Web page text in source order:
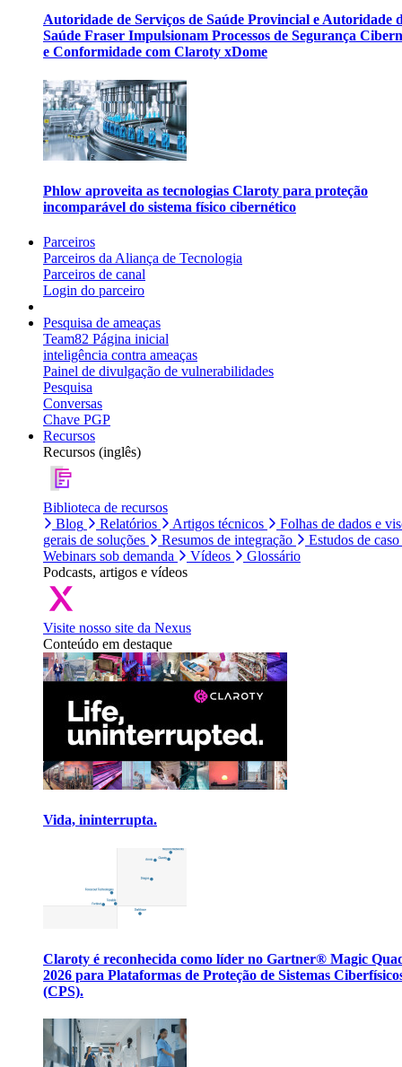
Autoridade de Serviços de Saúde Provincial e Autoridade
Saúde Fraser Impulsionam Processos de Segurança
e Conformidade com Claroty xDome
Phlow aproveita as tecnologias Claroty para proteção
incomparável do sistema físico cibernético
Parceiros
Parceiros da Aliança de Tecnologia
Parceiros de canal
Login do parceiro
Pesquisa de ameaças
Team82 Página inicial
inteligência contra ameaças
Painel de divulgação de vulnerabilidades
Pesquisa
Conversas
Chave PGP
Recursos
Recursos (inglês)
Biblioteca de recursos
Blog
Relatórios Artigos técnicos
Folhas de dados e
gerais de soluções
Resumos de integração
Estudos de caso
Webinars sob demanda
Vídeos
Glossário
Podcasts, artigos e vídeos
Visite nosso site da Nexus
Conteúdo em destaque
Vida, ininterrupta.
Claroty é reconhecida como líder no Gartner® Magic
2026 para Plataformas de Proteção de Sistemas
(CPS).